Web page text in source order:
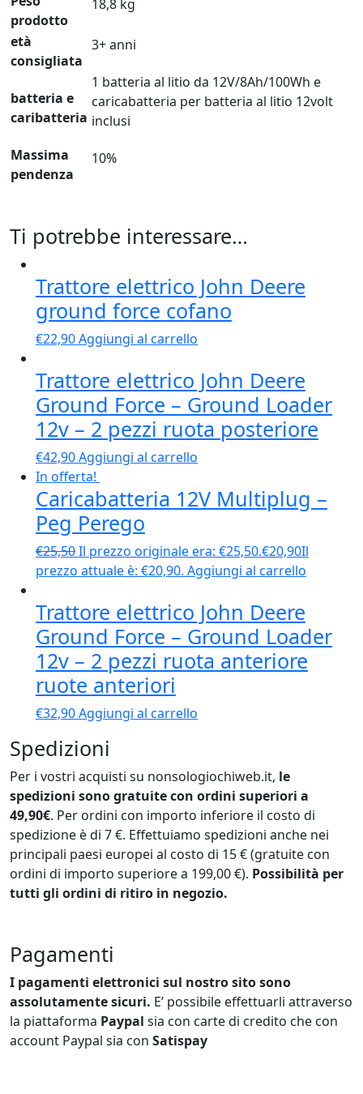
prodotto
18,8 kg
età
consigliata
3+ anni
batteria e
caribatteria
1 batteria al litio da 12V/8Ah/100Wh e
caricabatteria per batteria al litio 12volt
inclusi
Massima
pendenza
10%
Ti potrebbe interessare…
Trattore elettrico John Deere
ground force cofano
€22,90Aggiungi al carrello
Trattore elettrico John Deere
Ground Force – Ground Loader
12v – 2 pezzi ruota posteriore
€42,90Aggiungi al carrello
In offerta!
Caricabatteria 12V Multiplug –
Peg Perego
€25,50Il prezzo originale era: €25,50.€20,90Il
prezzo attuale è: €20,90. Aggiungi al carrello
Trattore elettrico John Deere
Ground Force – Ground Loader
12v – 2 pezzi ruota anteriore
ruote anteriori
€32,90Aggiungi al carrello
Spedizioni
Per i vostri acquisti su nonsologiochiweb.it, le
spedizioni sono gratuite con ordini superiori a
49,90€. Per ordini con importo inferiore il costo di
spedizione è di 7 €. Effettuiamo spedizioni anche nei
principali paesi europei al costo di 15 € (gratuite con
ordini di importo superiore a 199,00 €). Possibilità per
tutti gli ordini di ritiro in negozio.
Pagamenti
I pagamenti elettronici sul nostro sito sono
assolutamente sicuri. E’ possibile effettuarli attraverso
la piattaforma Paypal sia con carte di credito che con
account Paypal sia con Satispay